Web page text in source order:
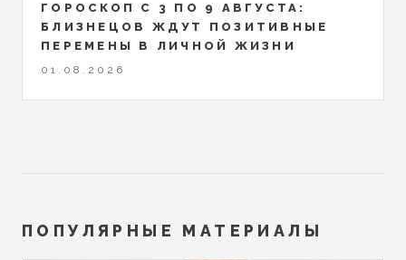
ГОРОСКОП С 3 ПО 9 АВГУСТА:
БЛИЗНЕЦОВ ЖДУТ ПОЗИТИВНЫЕ
ПЕРЕМЕНЫ В ЛИЧНОЙ ЖИЗНИ
01.08.2026
ПОПУЛЯРНЫЕ МАТЕРИАЛЫ